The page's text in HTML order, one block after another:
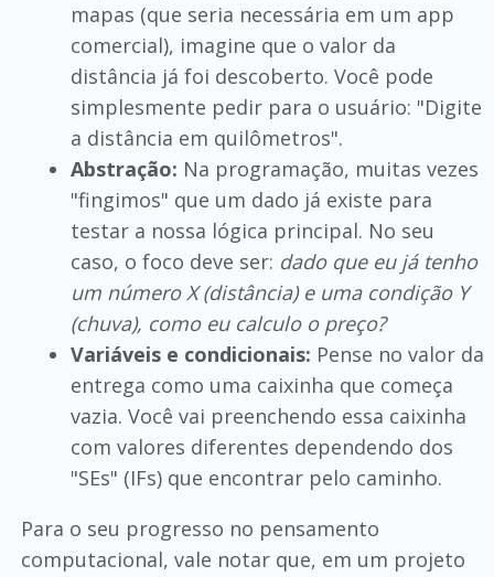
mapas (que seria necessária em um app
comercial), imagine que o valor da
distância já foi descoberto. Você pode
simplesmente pedir para o usuário: "Digite
a distância em quilômetros".
Abstração: Na programação, muitas vezes
"fingimos" que um dado já existe para
testar a nossa lógica principal. No seu
caso, o foco deve ser: dado que eu já tenho
um número X (distância) e uma condição Y
(chuva), como eu calculo o preço?
Variáveis e condicionais: Pense no valor da
entrega como uma caixinha que começa
vazia. Você vai preenchendo essa caixinha
com valores diferentes dependendo dos
"SEs" (IFs) que encontrar pelo caminho.
Para o seu progresso no pensamento
computacional, vale notar que, em um projeto